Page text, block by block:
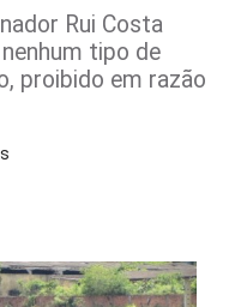
Rui Costa
tipo de
proibido em razão